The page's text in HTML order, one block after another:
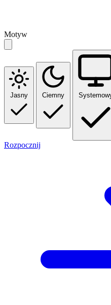
Motyw
Jasny Ciemny
Rozpocznij